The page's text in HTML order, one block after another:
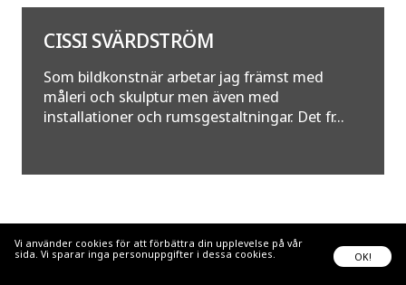
CISSI SVÄRDSTRÖM
Som bildkonstnär arbetar jag främst med
måleri och skulptur men även med
installationer och rumsgestaltningar. Det fr...
Vi använder cookies för att förbättra din upplevelse på vår
sida. Vi sparar inga personuppgifter i dessa cookies.
OK!